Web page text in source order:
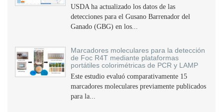
USDA ha actualizado los datos de las
detecciones para el Gusano Barrenador del
Ganado (GBG) en los...
Marcadores moleculares para la detección
de Foc R4T mediante plataformas
portátiles colorimétricas de PCR y LAMP
Este estudio evaluó comparativamente 15
marcadores moleculares previamente publicados
para la...